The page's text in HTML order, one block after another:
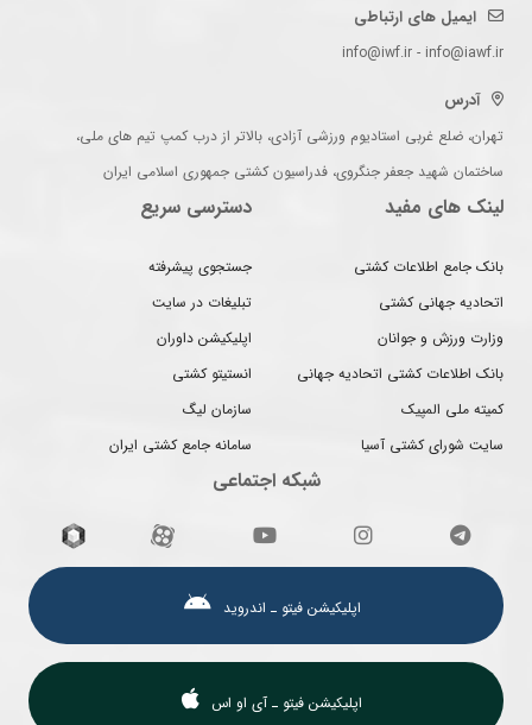
ایمیل های ارتباطی
info@iwf.ir - info@iawf.ir
آدرس
تهران، ضلع غربی استادیوم ورزشی آزادی، بالاتر از درب کمپ تیم های ملی،
ساختمان شهید جعفر جنگروی، فدراسیون کشتی جمهوری اسلامی ایران
لینک های مفید
بانک جامع اطلاعات کشتی
اتحادیه جهانی کشتی
وزارت ورزش و جوانان
بانک اطلاعات کشتی اتحادیه جهانی
کمیته ملی المپیک
سایت شورای کشتی آسیا
دسترسی سریع
جستجوی پیشرفته
تبلیغات در سایت
اپلیکیشن داوران
انستیتو کشتی
سازمان لیگ
سامانه جامع کشتی ایران
شبکه اجتماعی
اپلیکیشن فیتو ـ اندروید
اپلیکیشن فیتو ـ آی او اس